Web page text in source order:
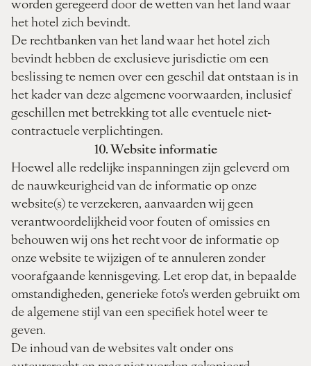
het hotel zich bevindt.
De rechtbanken van het land waar het hotel zich
bevindt hebben de exclusieve jurisdictie om een
beslissing te nemen over een geschil dat ontstaan is in
het kader van deze algemene voorwaarden, inclusief
geschillen met betrekking tot alle eventuele niet-
contractuele verplichtingen.
10. Website informatie
Hoewel alle redelijke inspanningen zijn geleverd om
de nauwkeurigheid van de informatie op onze
website(s) te verzekeren, aanvaarden wij geen
verantwoordelijkheid voor fouten of omissies en
behouwen wij ons het recht voor de informatie op
onze website te wijzigen of te annuleren zonder
voorafgaande kennisgeving. Let erop dat, in bepaalde
omstandigheden, generieke foto's werden gebruikt om
de algemene stijl van een specifiek hotel weer te
geven.
De inhoud van de websites valt onder ons